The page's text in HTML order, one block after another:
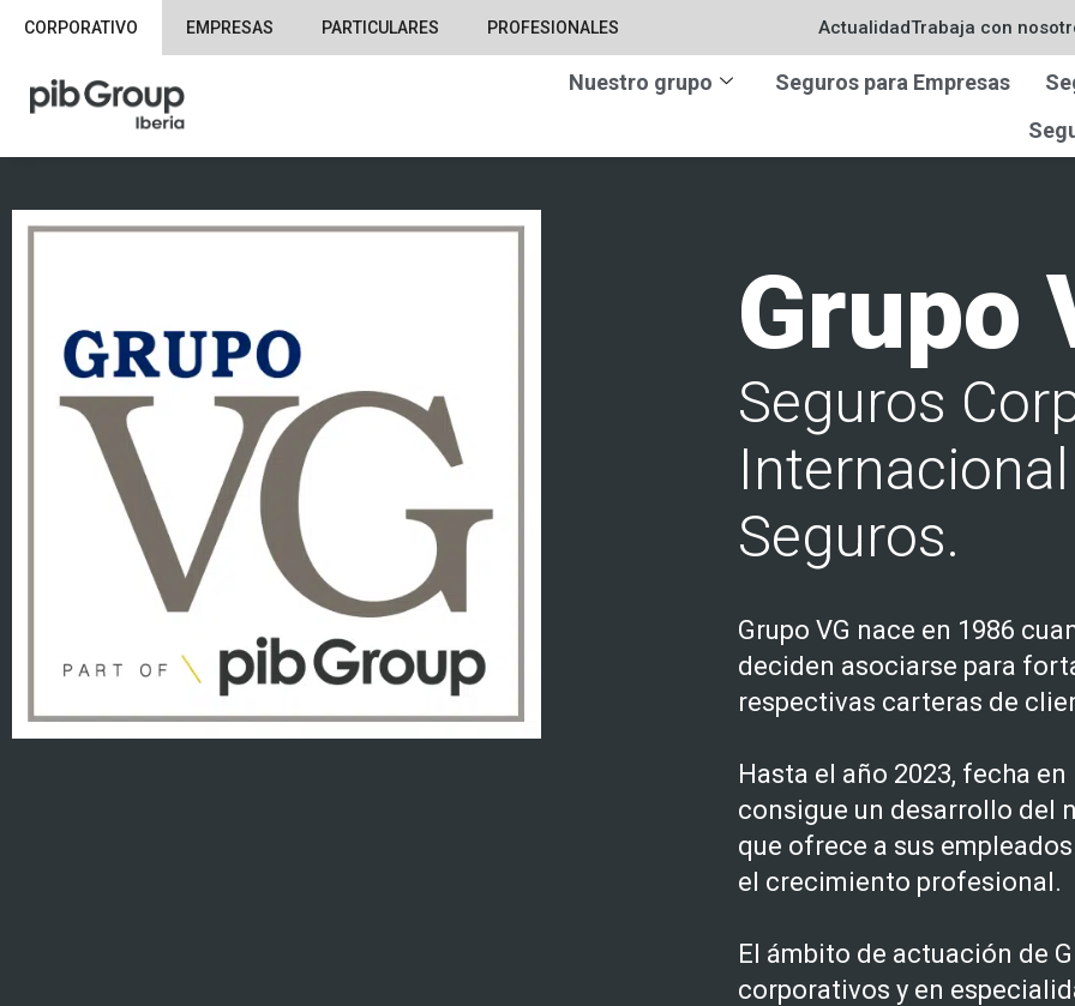
CORPORATIVO EMPRESAS PARTICULARES PROFESIONALES ActualidadTrabaja con
Nuestro grupo Seguros para Empresas
Grupo
Seguros
Seguros.
Grupo VG nace en 1986
deciden asociarse para
respectivas carteras de
Hasta el año 2023, fecha
consigue un desarrollo del
que ofrece a sus
el crecimiento profesional.
El ámbito de actuación de
corporativos y en